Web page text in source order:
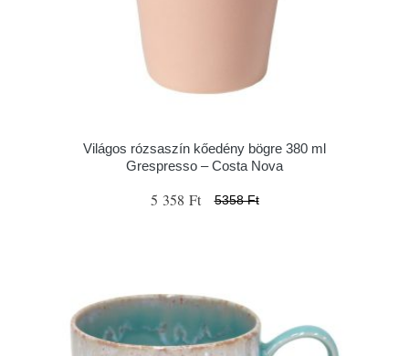
Világos rózsaszín kőedény bögre 380 ml
Grespresso – Costa Nova
5 358 Ft 5358 Ft